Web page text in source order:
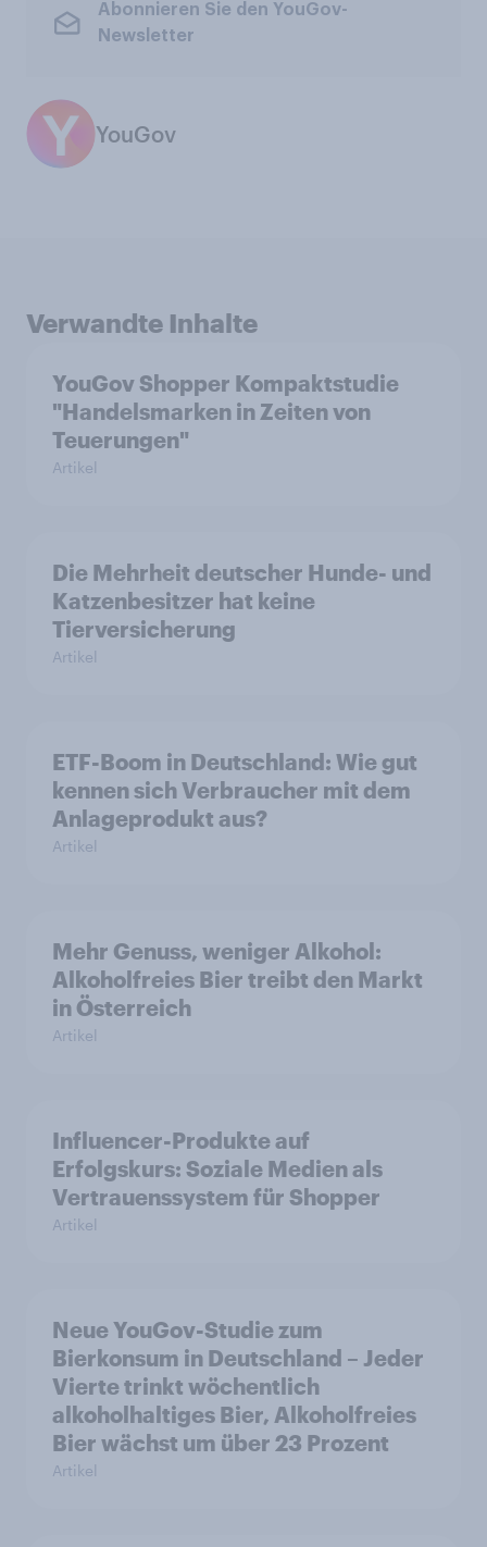
Abonnieren Sie den YouGov-
Newsletter
YouGov
Verwandte Inhalte
YouGov Shopper Kompaktstudie
"Handelsmarken in Zeiten von
Teuerungen"
Artikel
Die Mehrheit deutscher Hunde- und
Katzenbesitzer hat keine
Tierversicherung
Artikel
ETF-Boom in Deutschland: Wie gut
kennen sich Verbraucher mit dem
Anlageprodukt aus?
Artikel
Mehr Genuss, weniger Alkohol:
Alkoholfreies Bier treibt den Markt
in Österreich
Artikel
Influencer-Produkte auf
Erfolgskurs: Soziale Medien als
Vertrauenssystem für Shopper
Artikel
Neue YouGov-Studie zum
Bierkonsum in Deutschland – Jeder
Vierte trinkt wöchentlich
alkoholhaltiges Bier, Alkoholfreies
Bier wächst um über 23 Prozent
Artikel